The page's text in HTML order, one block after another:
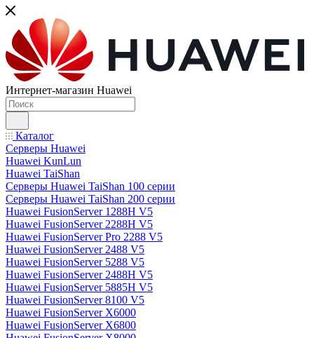
Интернет-магазин Huawei
Каталог
Серверы Huawei
Huawei KunLun
Huawei TaiShan
Серверы Huawei TaiShan 100 серии
Серверы Huawei TaiShan 200 серии
Huawei FusionServer 1288H V5
Huawei FusionServer 2288H V5
Huawei FusionServer Pro 2288 V5
Huawei FusionServer 2488 V5
Huawei FusionServer 5288 V5
Huawei FusionServer 2488H V5
Huawei FusionServer 5885H V5
Huawei FusionServer 8100 V5
Huawei FusionServer X6000
Huawei FusionServer X6800